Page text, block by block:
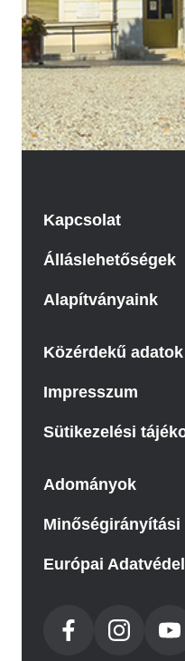
Kapcsolat
Álláslehetőségek
Alapítványaink
Közérdekű adatok
Impresszum
Sütikezelési
Adományok
Európai